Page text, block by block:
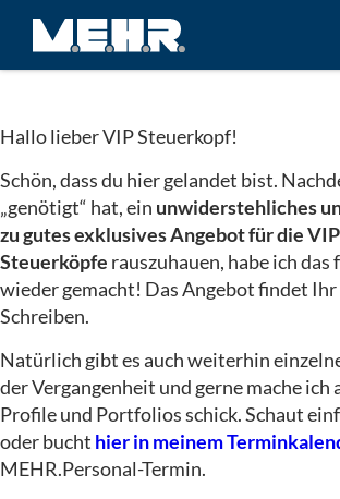
Hallo lieber VIP Steuerkopf!
Schön, dass du hier gelandet bist.
„genötigt“ hat, ein unwiderstehliches
zu gutes exklusives Angebot für die VIP
Steuerköpfe rauszuhauen, habe ich das
wieder gemacht! Das Angebot findet
Schreiben.
Natürlich gibt es auch weiterhin
der Vergangenheit und gerne mache ich
Profile und Portfolios schick. Schaut
oder bucht hier in meinem
MEHR.Personal-Termin.